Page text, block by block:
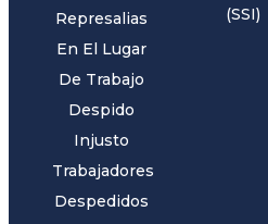
Represalias
En El Lugar
De Trabajo
Despido
Injusto
Trabajadores
Despedidos
(SSI)